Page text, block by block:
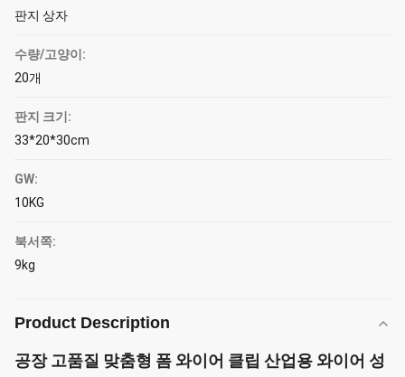
판지 상자
수량/고양이:
20개
판지 크기:
33*20*30cm
GW:
10KG
북서쪽:
9kg
Product Description
공장 고품질 맞춤형 폼 와이어 클립 산업용 와이어 성